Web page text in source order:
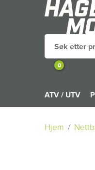
0
ATV / UTV
Hjem